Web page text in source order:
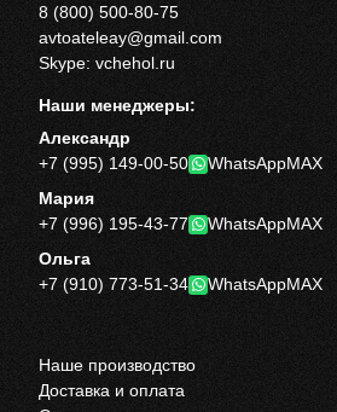
8 (800) 500-80-75
avtoateleay@gmail.com
Skype: vchehol.ru
Наши менеджеры:
Александр
+7 (995) 149-00-50
WhatsAppMAX
Мария
+7 (996) 195-43-77
WhatsAppMAX
Ольга
+7 (910) 773-51-34
WhatsAppMAX
Наше производство
Доставка и оплата